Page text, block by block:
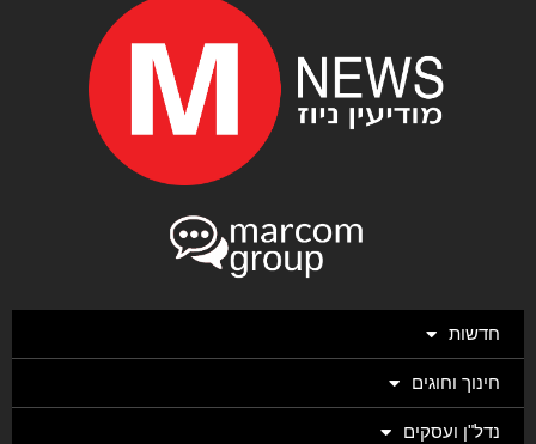
חדשות
חינוך וחוגים
נדל"ן ועסקים